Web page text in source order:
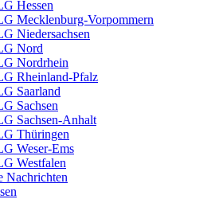
Hessen
Mecklenburg-Vorpommern
Niedersachsen
Nord
Nordrhein
Rheinland-Pfalz
Saarland
Sachsen
Sachsen-Anhalt
Thüringen
Weser-Ems
Westfalen
Nachrichten